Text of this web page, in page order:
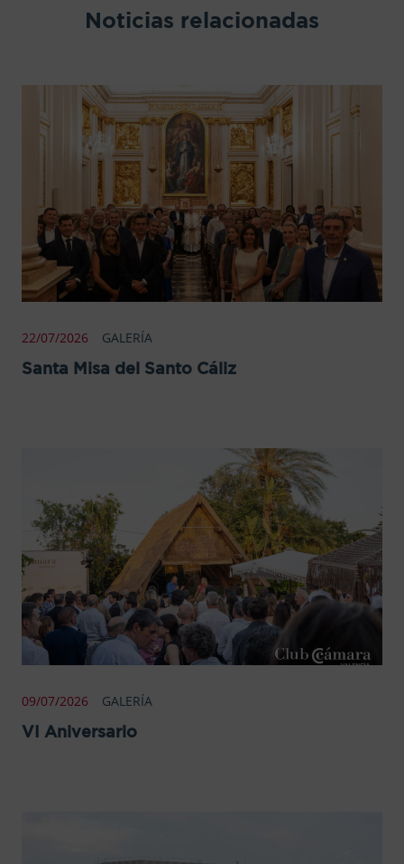
Noticias relacionadas
22/07/2026 GALERÍA
Santa Misa del Santo Cáliz
09/07/2026 GALERÍA
VI Aniversario